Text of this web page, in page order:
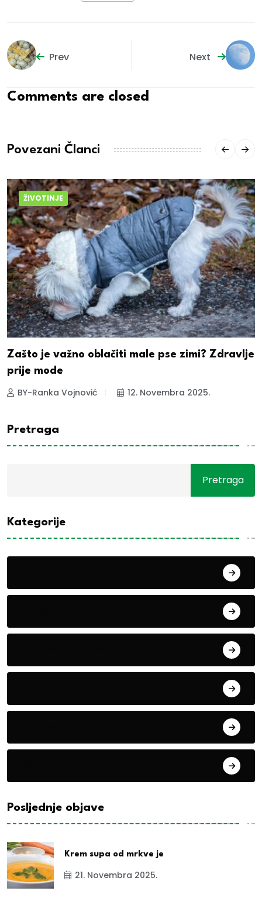
Prev Next
Comments are closed
Povezani Članci
ŽIVOTINJE
Zašto je važno oblačiti male pse zimi? Zdravlje
prije mode
BY-Ranka Vojnović 12. Novembra 2025.
Pretraga
Pretraga
Kategorije
Posljednje objave
Krem supa od mrkve je
21. Novembra 2025.